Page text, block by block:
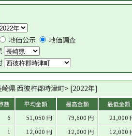
地価公示
地価調査
県 西彼杵郡時津町> [2022年]
数 平均金額 最高金額 最低金額
6 51,050 円 79,600 円 21,000
1 12,000 円 12,000 円 12,000